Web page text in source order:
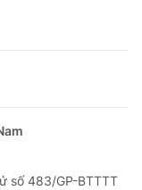
số 483/GP-BTTTT